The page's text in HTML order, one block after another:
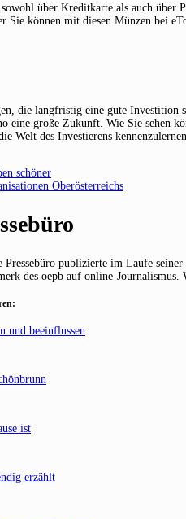
über Kreditkarte als auch über
Sie können mit diesen Münzen bei
die langfristig eine gute Investition
eine große Zukunft. Wie Sie sehen
Welt des Investierens
schöner
Oberösterreichs
Pressebüro publizierte im Laufe
des oepb auf online-
und beeinflussen
ist
erzählt